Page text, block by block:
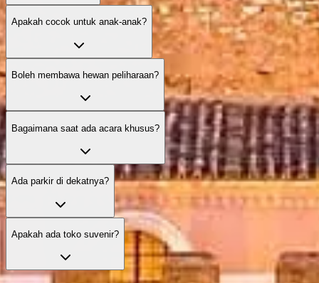
Apakah cocok untuk anak‑anak?
Boleh membawa hewan peliharaan?
Bagaimana saat ada acara khusus?
Ada parkir di dekatnya?
Apakah ada toko suvenir?